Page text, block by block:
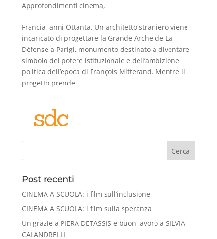
Approfondimenti cinema,
Francia, anni Ottanta. Un architetto straniero viene
incaricato di progettare la Grande Arche de La
Défense a Parigi, monumento destinato a diventare
simbolo del potere istituzionale e dell’ambizione
politica dell’epoca di François Mitterand. Mentre il
progetto prende...
Cerca
Post recenti
CINEMA A SCUOLA: i film sull’inclusione
CINEMA A SCUOLA: i film sulla speranza
Un grazie a PIERA DETASSIS e buon lavoro a SILVIA
CALANDRELLI